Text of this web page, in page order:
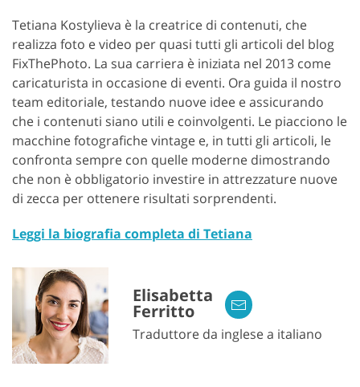
Tetiana Kostylieva è la creatrice di contenuti, che
realizza foto e video per quasi tutti gli articoli del blog
FixThePhoto. La sua carriera è iniziata nel 2013 come
caricaturista in occasione di eventi. Ora guida il nostro
team editoriale, testando nuove idee e assicurando
che i contenuti siano utili e coinvolgenti. Le piacciono le
macchine fotografiche vintage e, in tutti gli articoli, le
confronta sempre con quelle moderne dimostrando
che non è obbligatorio investire in attrezzature nuove
di zecca per ottenere risultati sorprendenti.
Leggi la biografia completa di Tetiana
Elisabetta
Ferritto
Traduttore da inglese a italiano
GET 50% OFF CREATIVE CLOUD